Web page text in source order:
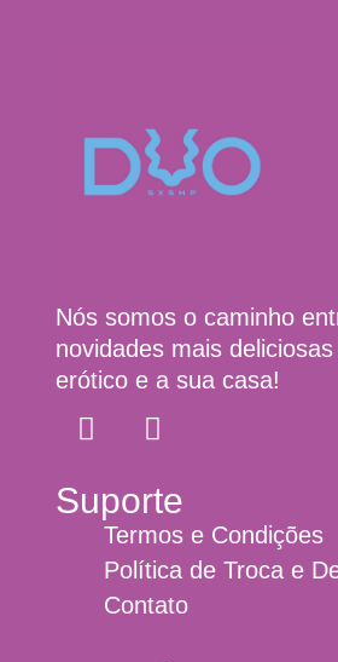
Nós somos o caminho
novidades mais
erótico e a sua casa!
Suporte
Termos e Condições
Política de Troca e
Contato